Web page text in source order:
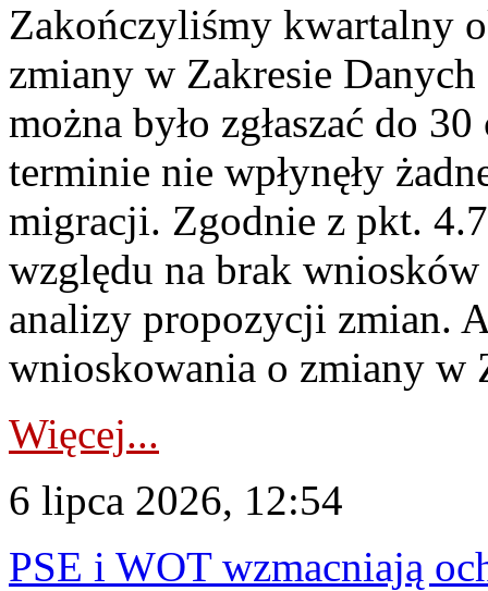
Zakończyliśmy kwartalny
zmiany w Zakresie
można było zgłaszać do
terminie nie wpłynęły
migracji. Zgodnie z pkt.
względu na brak
analizy propozycji zmian.
wnioskowania o zmiany w
Więcej...
6 lipca 2026, 12:54
PSE i WOT wzmacniają